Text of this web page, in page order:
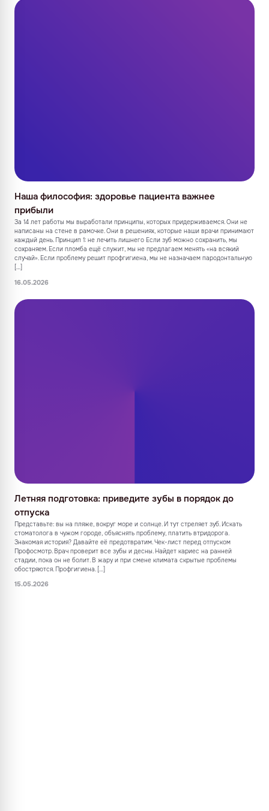
Наша философия: здоровье пациента важнее
прибыли
За 14 лет работы мы выработали принципы, которых придерживаемся. Они не
написаны на стене в рамочке. Они в решениях, которые наши врачи принимают
каждый день. Принцип 1: не лечить лишнего Если зуб можно сохранить, мы
сохраняем. Если пломба ещё служит, мы не предлагаем менять «на всякий
случай». Если проблему решит профгигиена, мы не назначаем пародонтальную
[…]
16.05.2026
Летняя подготовка: приведите зубы в порядок до
отпуска
Представьте: вы на пляже, вокруг море и солнце. И тут стреляет зуб. Искать
стоматолога в чужом городе, объяснять проблему, платить втридорога.
Знакомая история? Давайте её предотвратим. Чек-лист перед отпуском
Профосмотр. Врач проверит все зубы и десны. Найдет кариес на ранней
стадии, пока он не болит. В жару и при смене климата скрытые проблемы
обостряются. Профгигиена. […]
15.05.2026